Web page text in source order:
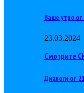
Ваше утро
23.03.2024
Смотрите
Диалоги от